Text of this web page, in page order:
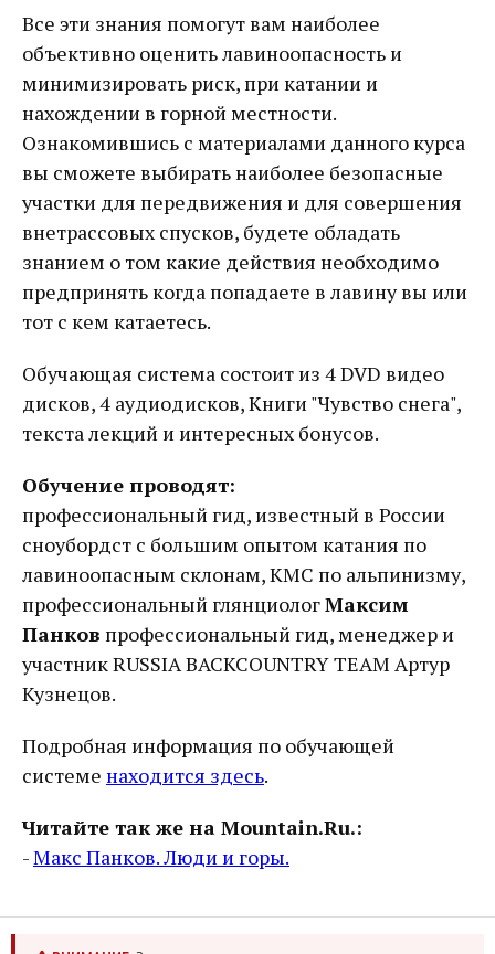
Все эти знания помогут вам наиболее
объективно оценить лавиноопасность и
минимизировать риск, при катании и
нахождении в горной местности.
Ознакомившись с материалами данного курса
вы сможете выбирать наиболее безопасные
участки для передвижения и для совершения
внетрассовых спусков, будете обладать
знанием о том какие действия необходимо
предпринять когда попадаете в лавину вы или
тот с кем катаетесь.
Обучающая система состоит из 4 DVD видео
дисков, 4 аудиодисков, Книги "Чувство снега",
текста лекций и интересных бонусов.
Обучение проводят:
профессиональный гид, известный в России
сноубордст с большим опытом катания по
лавиноопасным склонам, КМС по альпинизму,
профессиональный глянциологМаксим
Панков профессиональный гид, менеджер и
участник RUSSIA BACKCOUNTRY TEAM Артур
Кузнецов.
Подробная информация по обучающей
системе находится здесь.
Читайте так же на Mountain.Ru.:
-Макс Панков. Люди и горы.